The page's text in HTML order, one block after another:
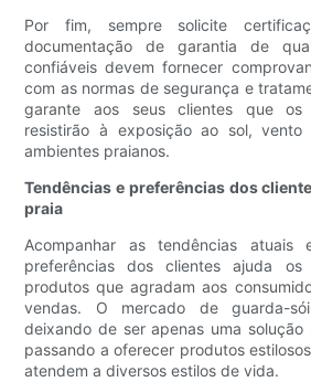
Por fim, sempre solicite
documentação de garantia de
confiáveis ​​devem fornecer
com as normas de segurança e
garante aos seus clientes que os
resistirão à exposição ao sol,
ambientes praianos.
Tendências e preferências dos
praia
Acompanhar as tendências atuais
preferências dos clientes ajuda
produtos que agradam aos
vendas. O mercado de guarda-
deixando de ser apenas uma
passando a oferecer produtos
atendem a diversos estilos de vida.